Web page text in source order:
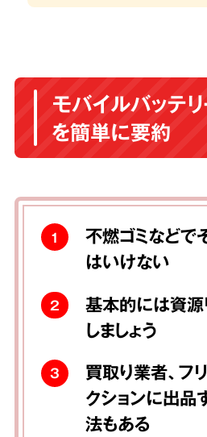
モバイルバッテ
を簡単に要約
1
不燃ゴミなどで
はいけない
2
基本的には資
しましょう
3
買取り業者、フ
クションに出品
法もある